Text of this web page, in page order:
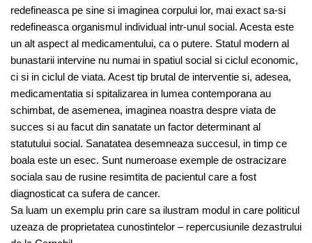
redefineasca pe sine si imaginea corpului lor, mai exact sa-si
redefineasca organismul individual intr-unul social. Acesta este
un alt aspect al medicamentului, ca o putere. Statul modern al
bunastarii intervine nu numai in spatiul social si ciclul economic,
ci si in ciclul de viata. Acest tip brutal de interventie si, adesea,
medicamentatia si spitalizarea in lumea contemporana au
schimbat, de asemenea, imaginea noastra despre viata de
succes si au facut din sanatate un factor determinant al
statutului social. Sanatatea desemneaza succesul, in timp ce
boala este un esec. Sunt numeroase exemple de ostracizare
sociala sau de rusine resimtita de pacientul care a fost
diagnosticat ca sufera de cancer.
Sa luam un exemplu prin care sa ilustram modul in care politicul
uzeaza de proprietatea cunostintelor – repercusiunile dezastrului